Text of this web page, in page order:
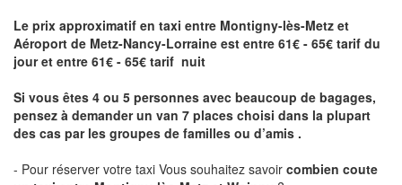
Le prix approximatif en taxi entre Montigny-lès-Metz et
Aéroport de Metz-Nancy-Lorraine est entre 61€ - 65€ tarif du
jour et entre 61€ - 65€ tarif nuit
Si vous êtes 4 ou 5 personnes avec beaucoup de bagages,
pensez à demander un van 7 places choisi dans la plupart
des cas par les groupes de familles ou d’amis .
- Pour réserver votre taxi Vous souhaitez savoir combien coute